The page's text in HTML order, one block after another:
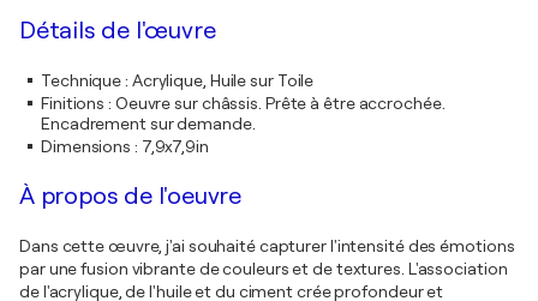
Détails de l'œuvre
Technique: Acrylique, Huile sur Toile
Finitions : Oeuvre sur châssis. Prête à être accrochée.
Encadrement sur demande.
Dimensions : 7,9x7,9in
À propos de l'oeuvre
Dans cette œuvre, j'ai souhaité capturer l'intensité des émotions
par une fusion vibrante de couleurs et de textures. L'association
de l'acrylique, de l'huile et du ciment crée profondeur et